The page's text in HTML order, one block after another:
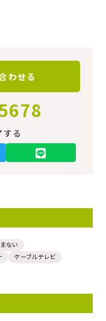
わせる
る
ない
ケーブルテレビ